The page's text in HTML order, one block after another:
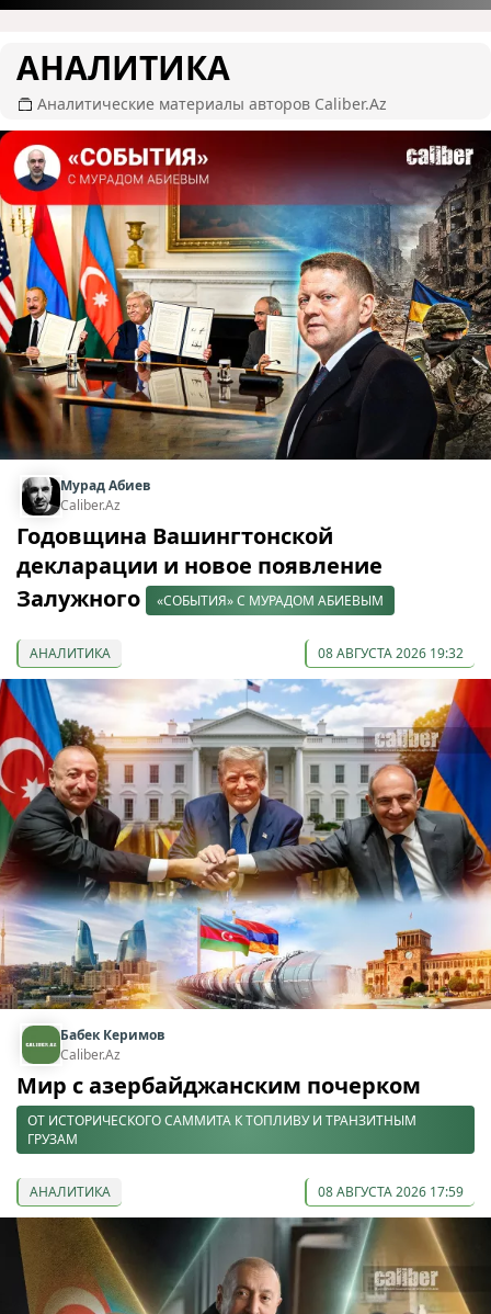
АНАЛИТИКА
Аналитические материалы авторов Caliber.Az
Мурад Абиев
Caliber.Az
Годовщина Вашингтонской
декларации и новое появление
Залужного
«СОБЫТИЯ» С МУРАДОМ АБИЕВЫМ
АНАЛИТИКА 08 АВГУСТА 2026 19:32
Бабек Керимов
Caliber.Az
Мир с азербайджанским почерком
ОТ ИСТОРИЧЕСКОГО САММИТА К ТОПЛИВУ И ТРАНЗИТНЫМ
ГРУЗАМ
АНАЛИТИКА 08 АВГУСТА 2026 17:59